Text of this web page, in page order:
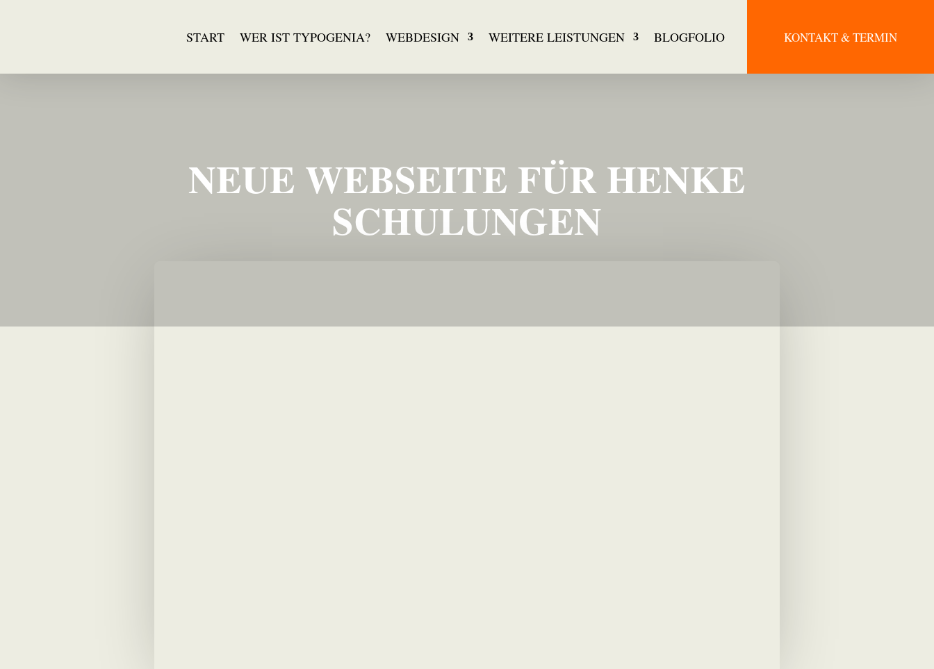
START WER IST TYPOGENIA? WEBDESIGN WEITERE LEISTUNGEN BLOGFOLIO KONTAKT & TERMIN
NEUE WEBSEITE FÜR HENKE
SCHULUNGEN